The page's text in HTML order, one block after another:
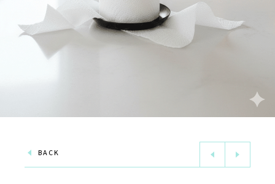
BACK